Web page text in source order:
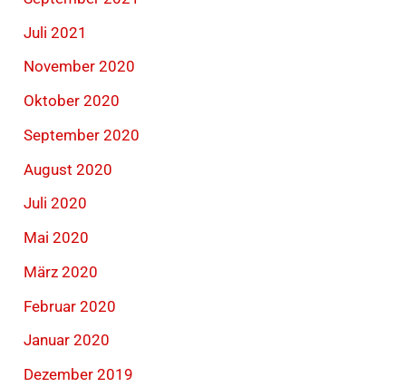
Juli 2021
November 2020
Oktober 2020
September 2020
August 2020
Juli 2020
Mai 2020
März 2020
Februar 2020
Januar 2020
Dezember 2019